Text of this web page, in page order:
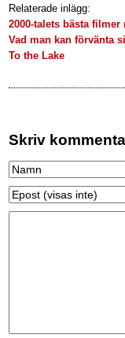
Relaterade inlägg:
2000-talets bästa filmer
Vad man kan förvänta
To the Lake
Skriv